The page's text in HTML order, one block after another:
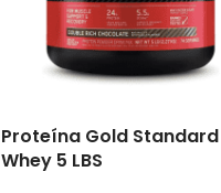
Proteína Gold Standard
Whey 5 LBS